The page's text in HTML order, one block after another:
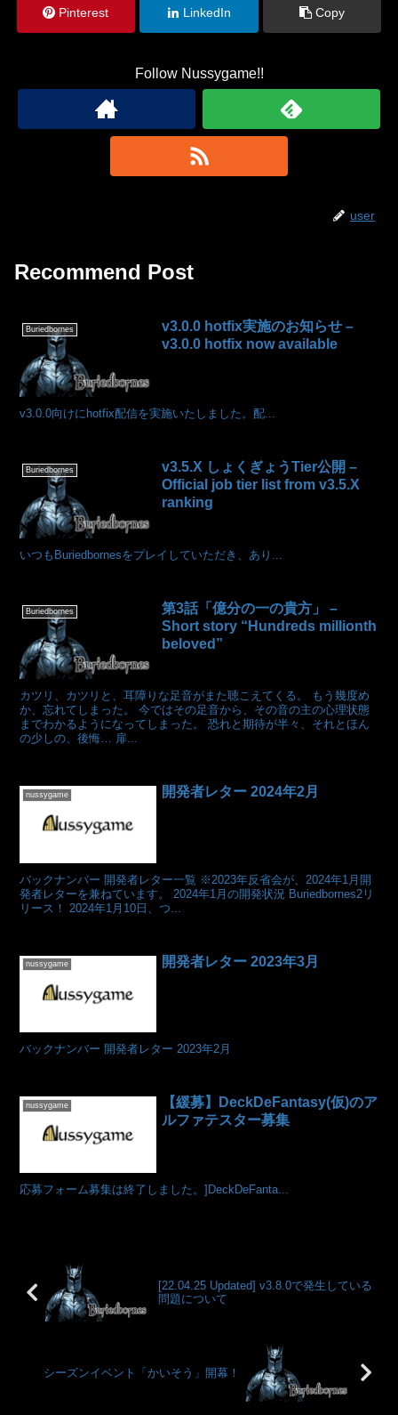
Pinterest LinkedIn Copy
Follow Nussygame!!
user
Recommend Post
Buriedbornes
v3.0.0 hotfix実施のお知らせ –
v3.0.0 hotfix now available
v3.0.0向けにhotfix配信を実施いたしました。配...
Buriedbornes
v3.5.X しょくぎょうTier公開 –
Official job tier list from v3.5.X
ranking
いつもBuriedbornesをプレイしていただき、あり...
Buriedbornes
第3話「億分の一の貴方」 –
Short story “Hundreds millionth
beloved”
カツリ、カツリと、耳障りな足音がまた聴こえてくる。 もう幾度め
か、忘れてしまった。 今ではその足音から、その音の主の心理状態
までわかるようになってしまった。 恐れと期待が半々、それとほん
の少しの、後悔… 扉...
nussygame 開発者レター 2024年2月
バックナンバー 開発者レター一覧 ※2023年反省会が、2024年1月開
発者レターを兼ねています。 2024年1月の開発状況 Buriedbornes2リ
リース！ 2024年1月10日、つ...
nussygame 開発者レター 2023年3月
バックナンバー 開発者レター 2023年2月
nussygame
【緩募】DeckDeFantasy(仮)のア
ルファテスター募集
応募フォーム募集は終了しました。]DeckDeFanta...
[22.04.25 Updated] v3.8.0で発生している
問題について
シーズンイベント「かいそう」開幕！